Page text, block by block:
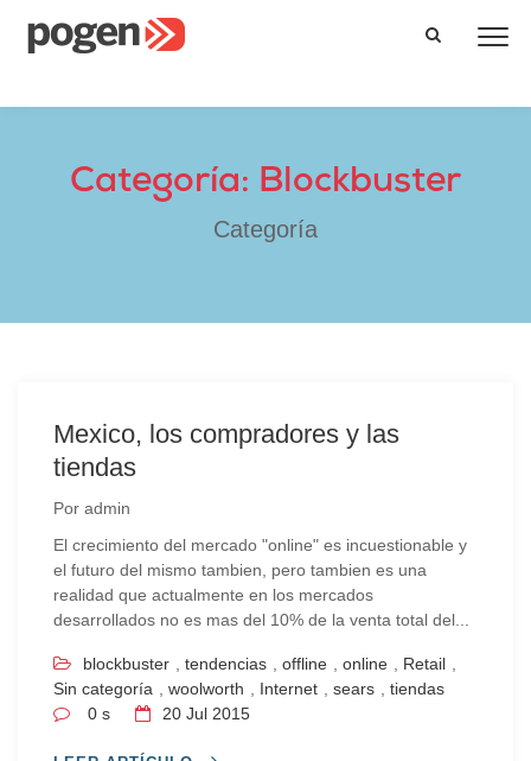
Categoría: Blockbuster
Categoría
Mexico, los compradores y las
tiendas
Por admin
El crecimiento del mercado "online" es incuestionable y
el futuro del mismo tambien, pero tambien es una
realidad que actualmente en los mercados
desarrollados no es mas del 10% de la venta total del...
blockbuster tendencias offline online Retail
Sin categoría
woolworth Internet sears
tiendas
0 s
20 Jul 2015